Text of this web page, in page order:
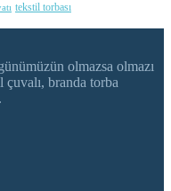
tekstil torbası
olmazsa olmazı
çuvalı, branda torba